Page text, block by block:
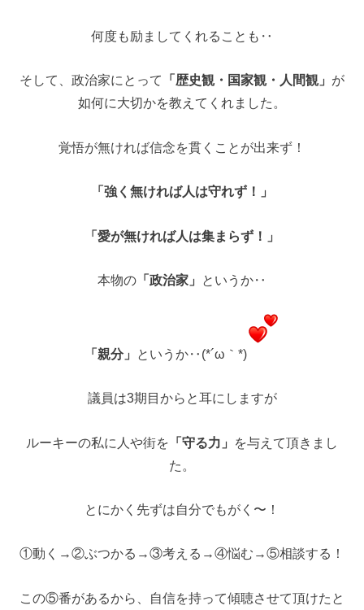
何度も励ましてくれることも‥
そして、政治家にとって 「歴史観・国家観・人間観」 が
如何に大切かを教えてくれました。
覚悟が無ければ信念を貫くことが出来ず！
「強く無ければ人は守れず！」
「愛が無ければ人は集まらず！」
本物の 「政治家」 というか‥
「親分」 というか‥(*´ω｀*)
議員は3期目からと耳にしますが
ルーキーの私に人や街を 「守る力」
を与えて頂きまし
た。
とにかく先ずは自分でもがく〜！
①動く→②ぶつかる→③考える→④悩む→⑤相談する！
この⑤番があるから、自信を持って傾聴させて頂けたと